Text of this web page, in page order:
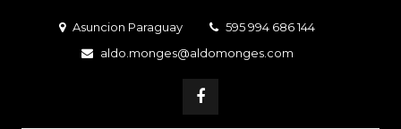
Asuncion Paraguay
595 994 686 144
aldo.monges@aldomonges.com